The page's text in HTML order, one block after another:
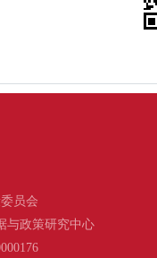
员会
与政策研究中心